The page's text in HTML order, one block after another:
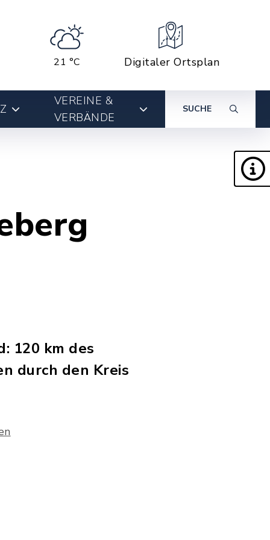
21 °C Digitaler Ortsplan
VEREINE &
VERBÄNDE
SUCHE
120 km des
durch den Kreis